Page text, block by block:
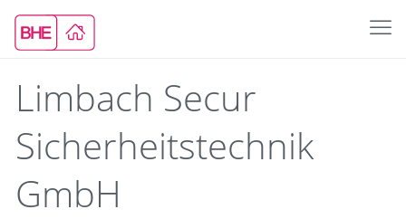
Limbach Secur
Sicherheitstechnik
GmbH